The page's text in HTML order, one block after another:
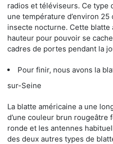
radios et téléviseurs. Ce type
une température d’environ
insecte nocturne. Cette blatte
hauteur pour pouvoir se
cadres de portes pendant la
Pour finir, nous avons la
sur-Seine
La blatte américaine a une
d’une couleur brun rougeâtre
ronde et les antennes
des deux autres types de